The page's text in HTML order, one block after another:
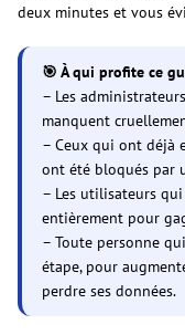
deux minutes et vous
🎯 À qui profite ce
– Les
manquent
– Ceux qui ont déjà
ont été bloqués par
– Les utilisateurs
entièrement pour
– Toute personne
étape, pour
perdre ses données.